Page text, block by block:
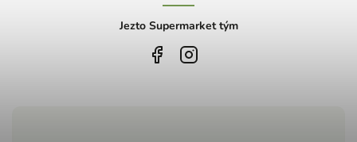
Jezto Supermarket tým